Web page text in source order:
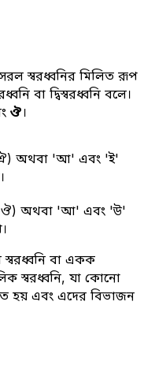
সরল স্বরধ্বনির মিলিত রূপ
বা দ্বিস্বরধ্বনি বলে।
ঔ ।
অথবা 'আ' এবং 'ই'
অথবা 'আ' এবং 'উ'
স্বরধ্বনি বা একক
স্বরধ্বনি, যা কোনো
হয় এবং এদের বিভাজন